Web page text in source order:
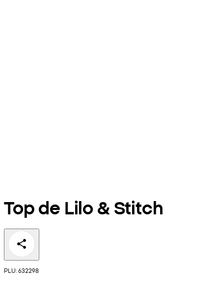
Top de Lilo & Stitch
PLU: 632298